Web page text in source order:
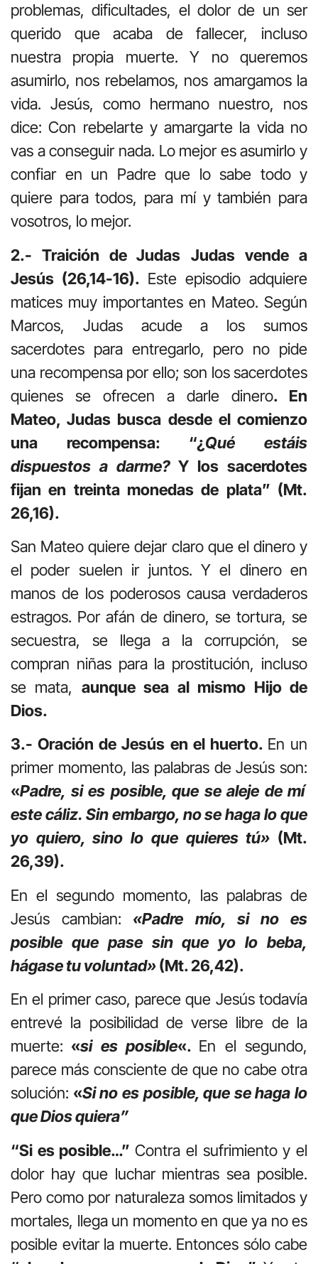
problemas, dificultades, el dolor de un ser
querido que acaba de fallecer, incluso
nuestra propia muerte. Y no queremos
asumirlo, nos rebelamos, nos amargamos la
vida. Jesús, como hermano nuestro, nos
dice: Con rebelarte y amargarte la vida no
vas a conseguir nada. Lo mejor es asumirlo y
confiar en un Padre que lo sabe todo y
quiere para todos, para mí y también para
vosotros, lo mejor.
2.- Traición de Judas Judas vende a
Jesús (26,14-16). Este episodio adquiere
matices muy importantes en Mateo. Según
Marcos, Judas acude a los sumos
sacerdotes para entregarlo, pero no pide
una recompensa por ello; son los sacerdotes
quienes se ofrecen a darle dinero. En
Mateo, Judas busca desde el comienzo
una recompensa: “¿Qué estáis
dispuestos a darme?Y los sacerdotes
fijan en treinta monedas de plata” (Mt.
26,16).
San Mateo quiere dejar claro que el dinero y
el poder suelen ir juntos. Y el dinero en
manos de los poderosos causa verdaderos
estragos. Por afán de dinero, se tortura, se
secuestra, se llega a la corrupción, se
compran niñas para la prostitución, incluso
se mata, aunque sea al mismo Hijo de
Dios.
3.- Oración de Jesús en el huerto. En un
primer momento, las palabras de Jesús son:
«Padre, si es posible, que se aleje de mí
este cáliz. Sin embargo, no se haga lo que
yo quiero, sino lo que quieres tú» (Mt.
26,39).
En el segundo momento, las palabras de
Jesús cambian:
«Padre mío, si no es
posible que pase sin que yo lo beba,
hágase tu voluntad»(Mt. 26,42).
En el primer caso, parece que Jesús todavía
entrevé la posibilidad de verse libre de la
muerte: «si es posible«. En el segundo,
parece más consciente de que no cabe otra
solución: «Si no es posible, que se haga lo
que Dios quiera”
“Si es posible…”Contra el sufrimiento y el
dolor hay que luchar mientras sea posible.
Pero como por naturaleza somos limitados y
mortales, llega un momento en que ya no es
posible evitar la muerte. Entonces sólo cabe